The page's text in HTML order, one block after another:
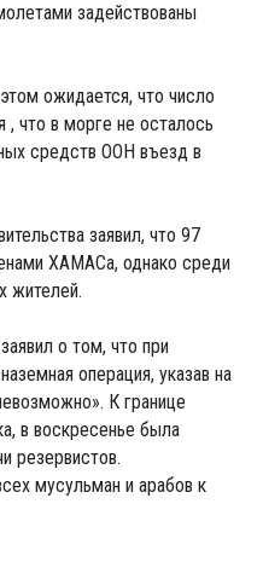
задействованы
ожидается, что число
, что в морге не осталось
средств ООН въезд в
заявил, что 97
ХАМАСа, однако среди
жителей.
о том, что при
операция, указав на
К границе
в воскресенье была
резервистов.
мусульман и арабов к